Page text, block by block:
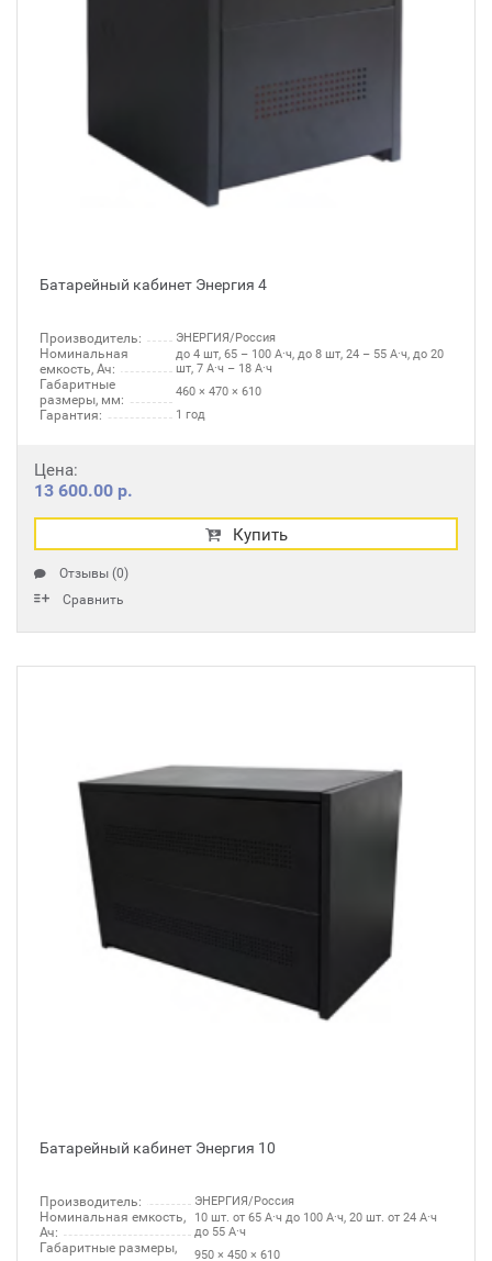
Батарейный кабинет Энергия 4
Производитель: ЭНЕРГИЯ/Россия
Номинальная
емкость, Ач:
до 4 шт, 65 – 100 А·ч, до 8 шт, 24 – 55 А·ч, до 20
шт, 7 А·ч – 18 А·ч
Габаритные
размеры, мм:
460 × 470 × 610
Гарантия: 1 год
Цена:
13 600.00 р.
Купить
Отзывы (0)
Сравнить
Батарейный кабинет Энергия 10
Производитель: ЭНЕРГИЯ/Россия
Номинальная емкость,
Ач:
10 шт. от 65 А·ч до 100 А·ч, 20 шт. от 24 А·ч
до 55 А·ч
Габаритные размеры,
950 × 450 × 610